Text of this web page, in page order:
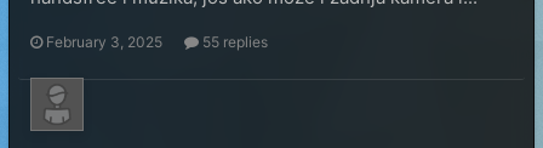
February 3, 2025 55 replies